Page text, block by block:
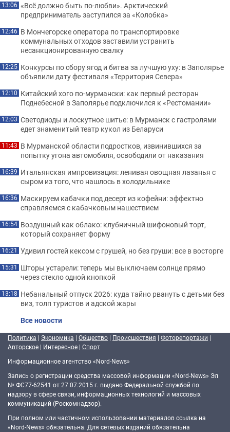
13:06 «Всё должно быть по-любви». Арктический
предприниматель заступился за «Колобка»
12:46 В Мончегорске оператора по транспортировке
коммунальных отходов заставили устранить
несанкционированную свалку
12:25 Конкурсы по сбору ягод и битва за лучшую уху: в Заполярье
объявили дату фестиваля «Территория Севера»
12:10 Китайский хого по-мурмански: как первый ресторан
Поднебесной в Заполярье подключился к «Рестомании»
12:03 Светодиоды и лоскутное шитье: в Мурманск с гастролями
едет знаменитый театр кукол из Беларуси
11:43 В Мурманской области подростков, извинившихся за
попытку угона автомобиля, освободили от наказания
16:39 Итальянская импровизация: ленивая овощная лазанья с
сыром из того, что нашлось в холодильнике
16:36 Маскируем кабачки под десерт из кофейни: эффектно
справляемся с кабачковым нашествием
16:54 Воздушный как облако: клубничный шифоновый торт,
который сохраняет форму
16:21 Удивил гостей кексом с грушей, но без груши: все в восторге
15:31 Шторы устарели: теперь мы выключаем солнце прямо
через стекло одной кнопкой
13:18 Небанальный отпуск 2026: куда тайно рвануть с детьми без
виз, толп туристов и адской жары
Все новости
Политика | Экономика | Общество | Происшествия | Фоторепортажи |
Авторское | Интересное | Спорт
Информационное агентство «Nord-News»
Запись о регистрации средства массовой информации «Nord-News» Эл
№ ФС77-62541 от 27.07.2015 г. выдано Федеральной службой по
надзору в сфере связи, информационных технологий и массовых
коммуникаций (Роскомнадзор).
При полном или частичном использовании материалов ссылка на
«Nord-News» обязательна. Для сетевых изданий обязательна